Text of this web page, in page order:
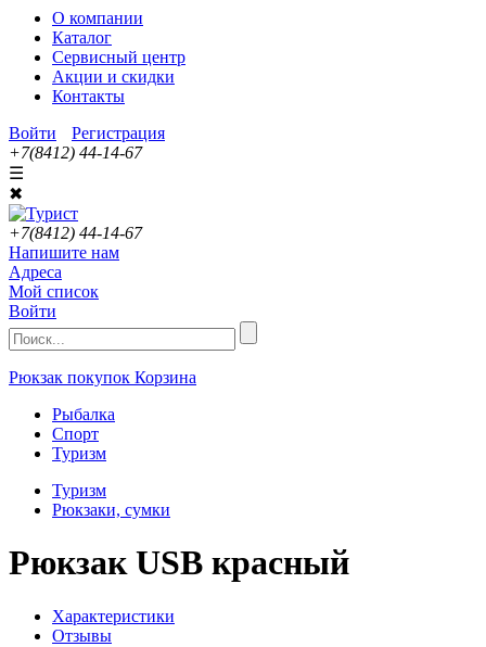
О компании
Каталог
Сервисный центр
Акции и скидки
Контакты
Войти
Регистрация
+7(8412) 44-14-67
☰
✖
+7(8412) 44-14-67
Напишите нам
Адреса
Мой список
Войти
Рюкзак покупок Корзина
Рыбалка
Спорт
Туризм
Туризм
Рюкзаки, сумки
Рюкзак USB красный
Характеристики
Отзывы